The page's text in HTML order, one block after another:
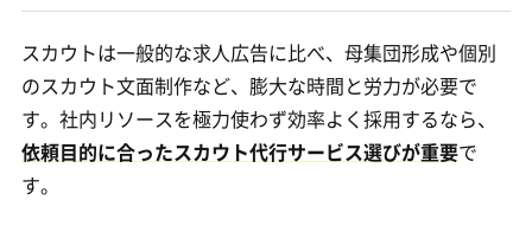
スカウトは一般的な求人広告に比べ、母集団形成や個別
のスカウト文面制作など、膨大な時間と労力が必要で
す。社内リソースを極力使わず効率よく採用するなら、
依頼目的に合ったスカウト代行サービス選びが重要で
す。